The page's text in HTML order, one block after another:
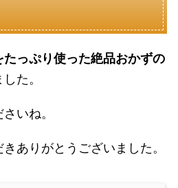
たっぷり使った絶品おかずの
た。
いね。
ありがとうございました。